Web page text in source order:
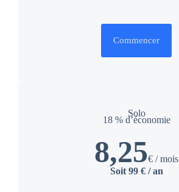
Commencer
Solo
18 % d’économie
8,25€ / mois
Soit 99 € / an